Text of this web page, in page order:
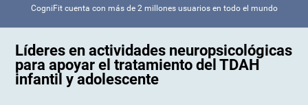
CogniFit cuenta con más de 2 millones usuarios en todo el mundo
Líderes en actividades neuropsicológicas
para apoyar el tratamiento del TDAH
infantil y adolescente